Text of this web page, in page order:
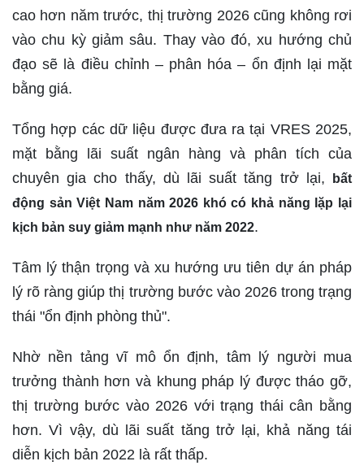
cao hơn năm trước, thị trường 2026 cũng không rơi
vào chu kỳ giảm sâu. Thay vào đó, xu hướng chủ
đạo sẽ là điều chỉnh – phân hóa – ổn định lại mặt
bằng giá.
Tổng hợp các dữ liệu được đưa ra tại VRES 2025,
mặt bằng lãi suất ngân hàng và phân tích của
chuyên gia cho thấy, dù lãi suất tăng trở lại,
bất
động sản Việt Nam năm 2026 khó có khả năng lặp lại
kịch bản suy giảm mạnh như năm 2022.
Tâm lý thận trọng và xu hướng ưu tiên dự án pháp
lý rõ ràng giúp thị trường bước vào 2026 trong trạng
thái "ổn định phòng thủ".
Nhờ nền tảng vĩ mô ổn định, tâm lý người mua
trưởng thành hơn và khung pháp lý được tháo gỡ,
thị trường bước vào 2026 với trạng thái cân bằng
hơn. Vì vậy, dù lãi suất tăng trở lại, khả năng tái
diễn kịch bản 2022 là rất thấp.